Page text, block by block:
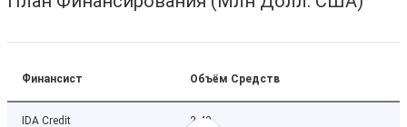
Финансист Объём Средств
IDA Credit 2.40